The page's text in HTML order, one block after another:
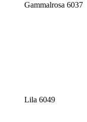
Gammalrosa 6037
Lila 6049